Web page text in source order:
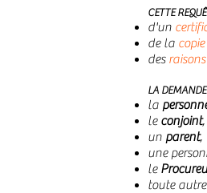
CETTE
d'un
de la
des raisons
LA
la
le conjoint,
un parent,
une
le
toute